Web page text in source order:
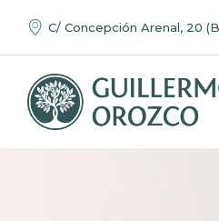
C/ Concepción Arenal, 20